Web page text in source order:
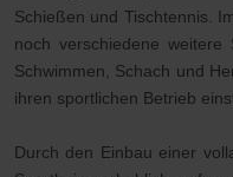
Schießen und Tischtennis.
noch verschiedene weitere
Schwimmen, Schach und
ihren sportlichen Betrieb
Durch den Einbau einer